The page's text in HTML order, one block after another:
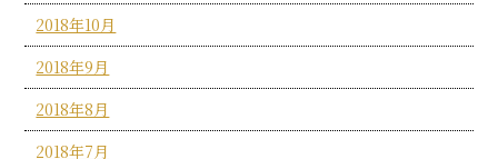
2018年10月
2018年9月
2018年8月
2018年7月